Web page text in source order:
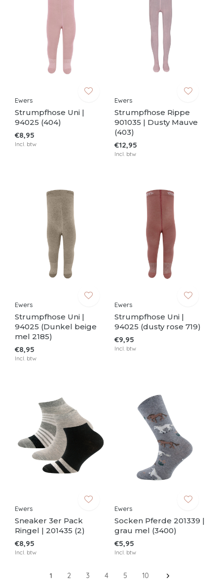
Ewers
Strumpfhose Uni |
94025 (404)
€8,95
Incl. btw
Ewers
Strumpfhose Rippe
901035 | Dusty Mauve
(403)
€12,95
Incl. btw
Ewers
Strumpfhose Uni |
94025 (Dunkel beige
mel 2185)
€8,95
Incl. btw
Ewers
Strumpfhose Uni |
94025 (dusty rose 719)
€9,95
Incl. btw
Ewers
Sneaker 3er Pack
Ringel | 201435 (2)
€8,95
Incl. btw
Ewers
Socken Pferde 201339 |
grau mel (3400)
€5,95
Incl. btw
1 2 3 4 5 10